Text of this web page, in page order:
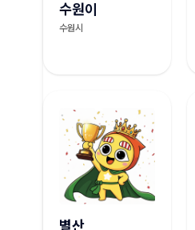
수원이
수원시
별산